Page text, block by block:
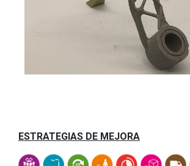
ESTRATEGIAS DE MEJORA